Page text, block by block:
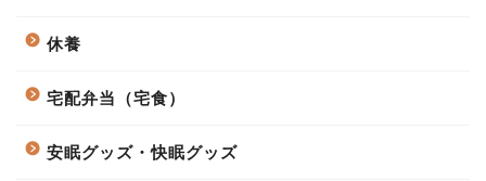
休養
宅配弁当（宅食）
安眠グッズ・快眠グッズ